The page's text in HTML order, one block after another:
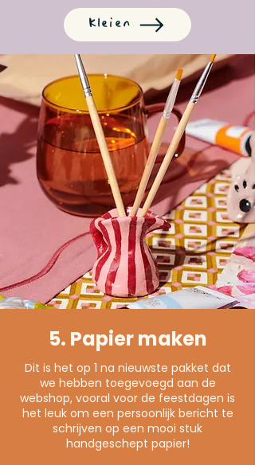
Kleien
5. Papier maken
Dit is het op 1 na nieuwste pakket dat
we hebben toegevoegd aan de
webshop, vooral voor de feestdagen is
het leuk om een persoonlijk bericht te
schrijven op een mooi stuk
handgeschept papier!